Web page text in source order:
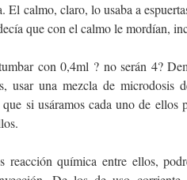
El calmo, claro, lo usaba a
que con el calmo le mordían,
con 0,4ml ? no serán 4?
usar una mezcla de microdosis
si usáramos cada uno de ellos
reacción química entre ellos,